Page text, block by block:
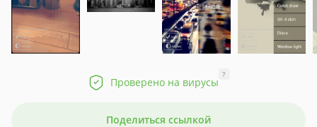
Проверено на вирусы
?
Поделиться ссылкой